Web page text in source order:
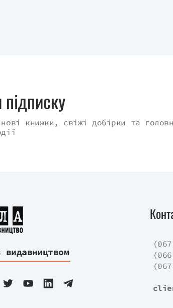
книжки, свіжі добірки та
видавництвом